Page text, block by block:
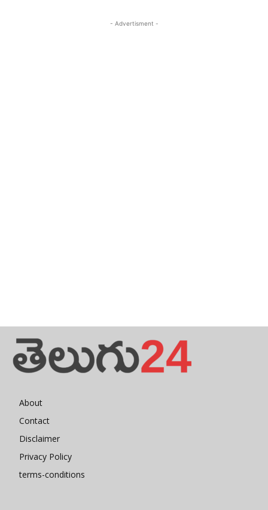
- Advertisment -
About
Contact
Disclaimer
Privacy Policy
terms-conditions